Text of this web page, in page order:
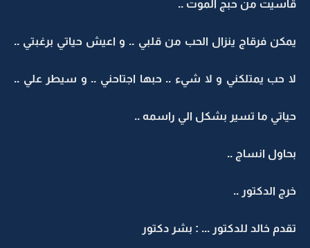
قاسيت من حبج الموت ..
يمكن فرقاج ينزال الحب من قلبي .. و اعيش حياتي برغبتي ..
لا حب يمتلكني و لا شيء .. حبها اجتاحني .. و سيطر علي ..
حياتي ما تسير بشكل الي راسمه ..
بحاول انساج ..
خرج الدكتور ..
تقدم خالد للدكتور ... : بشر دكتور